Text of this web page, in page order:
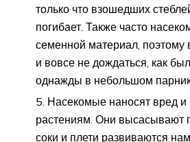
только что взошедших
погибает. Также часто
семенной материал, поэтому
и вовсе не дождаться, как
однажды в небольшом
Насекомые наносят вред
растениям. Они высасывают
соки и плети развиваются